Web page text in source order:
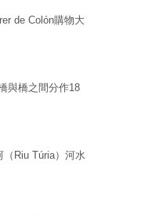
de Colón購物大
與橋之間分作18
Riu Túria）河水